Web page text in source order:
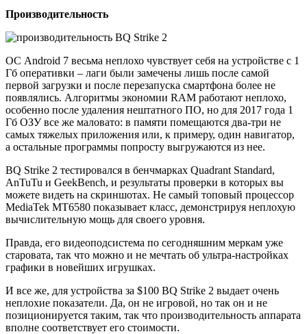
Производительность
ОС Android 7 весьма неплохо чувствует себя на устройстве с 1
Гб оперативки – лаги были замечены лишь после самой
первой загрузки и после перезапуска смартфона более не
появлялись. Алгоритмы экономии RAM работают неплохо,
особенно после удаления нештатного ПО, но для 2017 года 1
Гб ОЗУ все же маловато: в памяти помещаются два-три не
самых тяжелых приложения или, к примеру, один навигатор,
а остальные программы попросту выгружаются из нее.
BQ Strike 2 тестировался в бенчмарках Quadrant Standard,
AnTuTu и GeekBench, и результаты проверки в которых вы
можете видеть на скриншотах. Не самый топовый процессор
MediaTek MT6580 показывает класс, демонстрируя неплохую
вычислительную мощь для своего уровня.
Правда, его видеоподсистема по сегодняшним меркам уже
старовата, так что можно и не мечтать об ультра-настройках
графики в новейших игрушках.
И все же, для устройства за $100 BQ Strike 2 выдает очень
неплохие показатели. Да, он не игровой, но так он и не
позиционируется таким, так что производительность аппарата
вполне соответствует его стоимости.